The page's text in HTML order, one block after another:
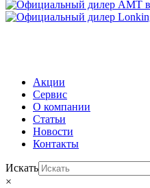
Акции
Сервис
О компании
Статьи
Новости
Контакты
Искать
×